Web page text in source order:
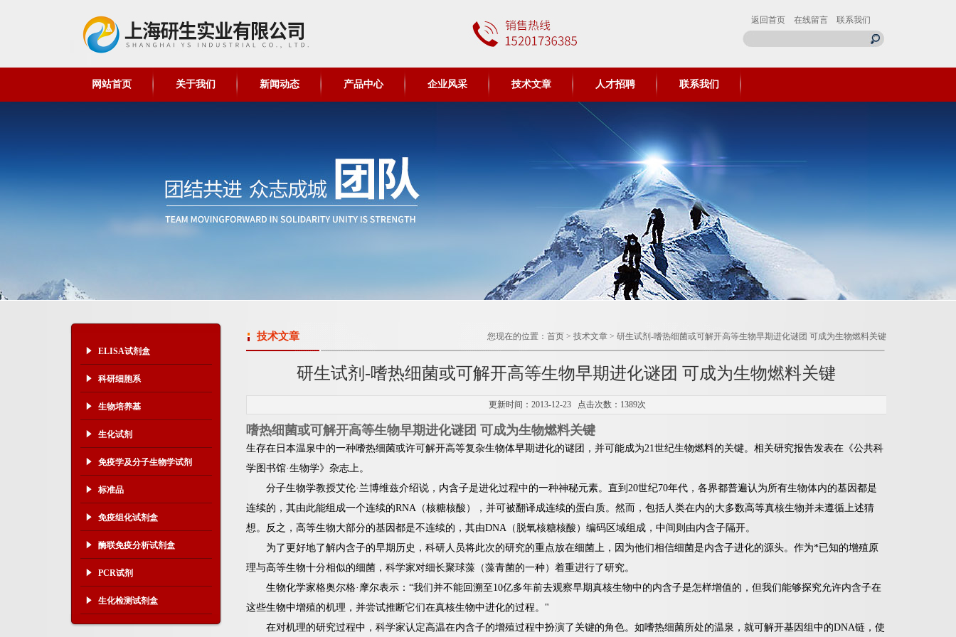
返回首页 在线留言 联系我们
网站首页 关于我们 新闻动态 产品中心 企业风采 技术文章 人才招聘 联系我们
ELISA试剂盒
科研细胞系
生物培养基
生化试剂
免疫学及分子生物学试剂
标准品
免疫组化试剂盒
酶联免疫分析试剂盒
PCR试剂
生化检测试剂盒
技术文章 您现在的位置： 首页 > 技术文章 > 研生试剂-嗜热细菌或可解开高等生物早期进化谜团 可成为生物燃料关键
研生试剂-嗜热细菌或可解开高等生物早期进化谜团 可成为生物燃料关键
更新时间：2013-12-23 点击次数：1389次
嗜热细菌或可解开高等生物早期进化谜团 可成为生物燃料关键
生存在日本温泉中的一种嗜热细菌或许可解开高等复杂生物体早期进化的谜团，并可能成为21世纪生物燃料的关键。相关研究报告发表在《公共科
学图书馆·生物学》杂志上。
分子生物学教授艾伦·兰博维兹介绍说，内含子是进化过程中的一种神秘元素。直到20世纪70年代，各界都普遍认为所有生物体内的基因都是
连续的，其由此能组成一个连续的RNA（核糖核酸），并可被翻译成连续的蛋白质。然而，包括人类在内的大多数高等真核生物并未遵循上述猜
想。反之，高等生物大部分的基因都是不连续的，其由DNA（脱氧核糖核酸）编码区域组成，中间则由内含子隔开。
为了更好地了解内含子的早期历史，科研人员将此次的研究的重点放在细菌上，因为他们相信细菌是内含子进化的源头。作为*已知的增殖原
理与高等生物十分相似的细菌，科学家对细长聚球藻（藻青菌的一种）着重进行了研究。
生物化学家格奥尔格·摩尔表示：“我们并不能回溯至10亿多年前去观察早期真核生物中的内含子是怎样增值的，但我们能够探究允许内含子在
这些生物中增殖的机理，并尝试推断它们在真核生物中进化的过程。"
在对机理的研究过程中，科学家认定高温在内含子的增殖过程中扮演了关键的角色。如嗜热细菌所处的温泉，就可解开基因组中的DNA链，使